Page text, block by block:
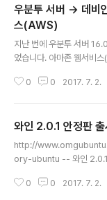
우분투 서버 → 데비
스(AWS)
지난 번에 우분투 서버
었습니다. 아마존 웹서비
agjunggyu/153 -- 그런데,
면 업데이트가 매우 느린
다. 먼저, VirtualBox에서
상 없이 잘 돌아가더군요.
안 8 제시를 사용하는 데비
0 0 2017. 7. 2.
와인 2.0.1 안정판
http://
ory-ubuntu -- 와인 2.0.1
lds → https://
0 0 2017. 7. 2.